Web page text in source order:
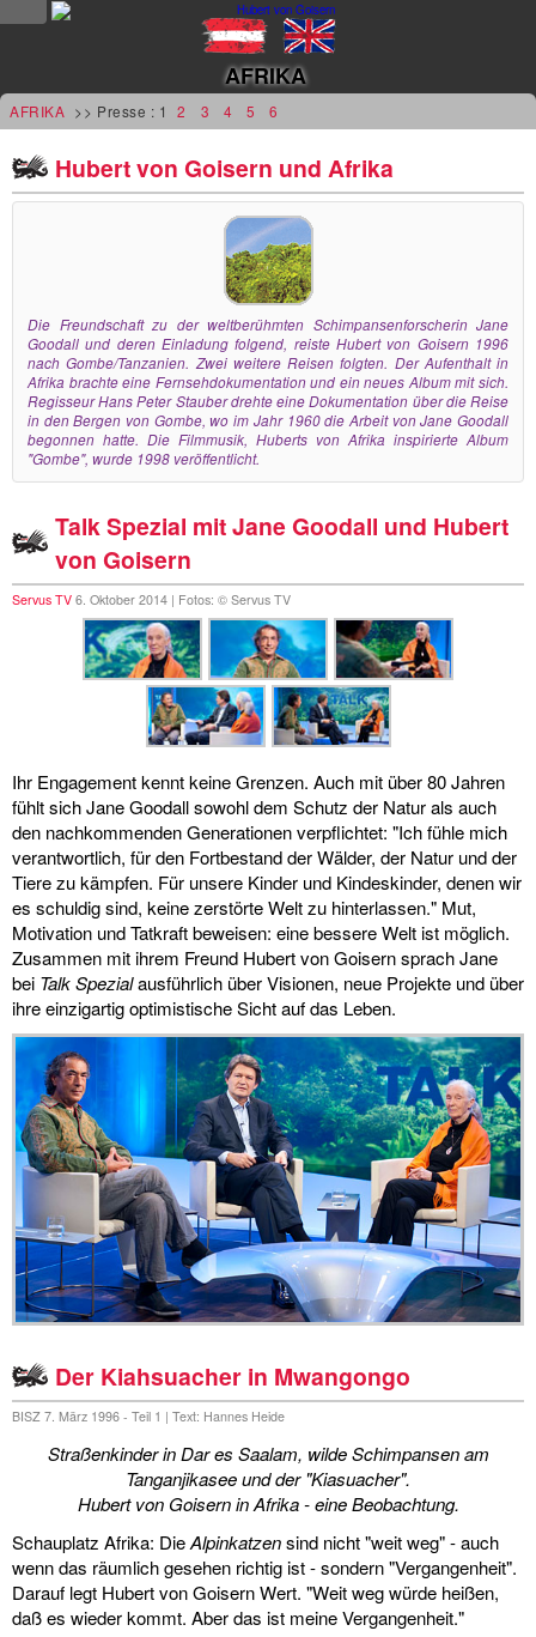
news
updates
shop
MUSIK
alben &
projekte
diskografie
liedtexte
flüchtig
biografie
huberts
schreibtisch
ETC.
vermischtes
links
media
kontakt
AFRIKA
AFRIKA >> Presse : 1 2 3 4 5 6
Hubert von Goisern und Afrika
Die Freundschaft zu der weltberühmten Schimpansenforscherin Jane
Goodall und deren Einladung folgend, reiste Hubert von Goisern 1996
nach Gombe/Tanzanien. Zwei weitere Reisen folgten. Der Aufenthalt in
Afrika brachte eine Fernsehdokumentation und ein neues Album mit sich.
Regisseur Hans Peter Stauber drehte eine Dokumentation über die Reise
in den Bergen von Gombe, wo im Jahr 1960 die Arbeit von Jane Goodall
begonnen hatte. Die Filmmusik, Huberts von Afrika inspirierte Album
"Gombe", wurde 1998 veröffentlicht.
Talk Spezial mit Jane Goodall und Hubert
von Goisern
Servus TV 6. Oktober 2014 | Fotos: © Servus TV
Ihr Engagement kennt keine Grenzen. Auch mit über 80 Jahren
fühlt sich Jane Goodall sowohl dem Schutz der Natur als auch
den nachkommenden Generationen verpflichtet: "Ich fühle mich
verantwortlich, für den Fortbestand der Wälder, der Natur und der
Tiere zu kämpfen. Für unsere Kinder und Kindeskinder, denen wir
es schuldig sind, keine zerstörte Welt zu hinterlassen." Mut,
Motivation und Tatkraft beweisen: eine bessere Welt ist möglich.
Zusammen mit ihrem Freund Hubert von Goisern sprach Jane
bei Talk Spezialausführlich über Visionen, neue Projekte und über
ihre einzigartig optimistische Sicht auf das Leben.
Der Kiahsuacher in Mwangongo
BISZ 7. März 1996 - Teil 1 | Text: Hannes Heide
Straßenkinder in Dar es Saalam, wilde Schimpansen am
Tanganjikasee und der "Kiasuacher".
Hubert von Goisern in Afrika - eine Beobachtung.
Schauplatz Afrika: DieAlpinkatzensind nicht "weit weg" - auch
wenn das räumlich gesehen richtig ist - sondern "Vergangenheit".
Darauf legt Hubert von Goisern Wert. "Weit weg würde heißen,
daß es wieder kommt. Aber das ist meine Vergangenheit."